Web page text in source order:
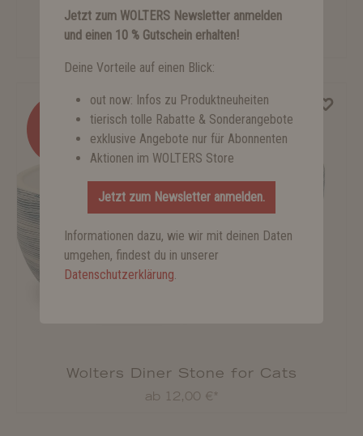
Fish4Cats Finest Makrele
ab 1,39 €*
Wolters Diner Stone for Cats
ab 12,00 €*
Jetzt zum WOLTERS Newsletter anmelden
und einen 10 % Gutschein erhalten!
Deine Vorteile auf einen Blick:
out now: Infos zu Produktneuheiten
tierisch tolle Rabatte & Sonderangebote
exklusive Angebote nur für Abonnenten
Aktionen im WOLTERS Store
Jetzt zum Newsletter anmelden.
Informationen dazu, wie wir mit deinen Daten
umgehen, findest du in unserer
Datenschutzerklärung